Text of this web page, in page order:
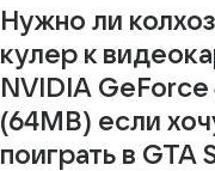
Нужно ли
кулер к
NVIDIA
(64MB) если
поиграть в GTA